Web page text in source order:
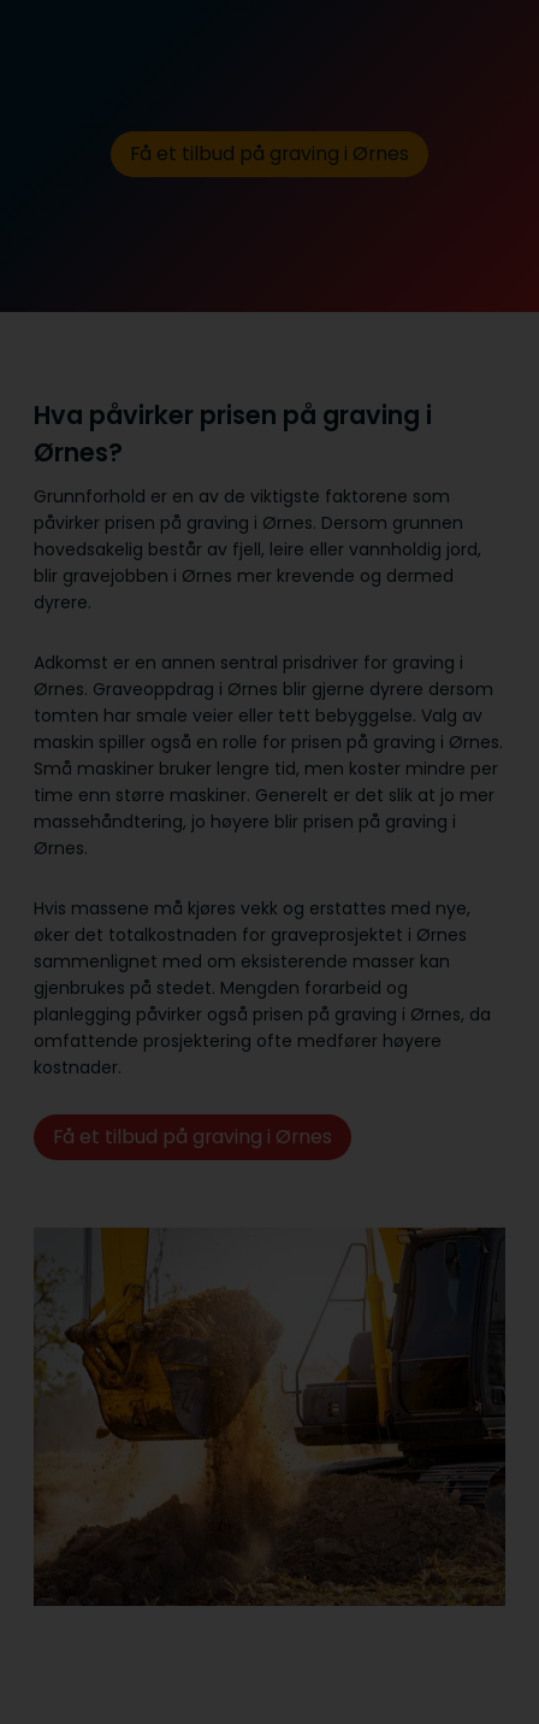
Få et tilbud på graving i Ørnes
Hva påvirker prisen på graving i
Ørnes?
Grunnforhold er en av de viktigste faktorene som
påvirker prisen på graving i Ørnes. Dersom grunnen
hovedsakelig består av fjell, leire eller vannholdig jord,
blir gravejobben i Ørnes mer krevende og dermed
dyrere.
Adkomst er en annen sentral prisdriver for graving i
Ørnes. Graveoppdrag i Ørnes blir gjerne dyrere dersom
tomten har smale veier eller tett bebyggelse. Valg av
maskin spiller også en rolle for prisen på graving i Ørnes.
Små maskiner bruker lengre tid, men koster mindre per
time enn større maskiner. Generelt er det slik at jo mer
massehåndtering, jo høyere blir prisen på graving i
Ørnes.
Hvis massene må kjøres vekk og erstattes med nye,
øker det totalkostnaden for graveprosjektet i Ørnes
sammenlignet med om eksisterende masser kan
gjenbrukes på stedet. Mengden forarbeid og
planlegging påvirker også prisen på graving i Ørnes, da
omfattende prosjektering ofte medfører høyere
kostnader.
Få et tilbud på graving i Ørnes